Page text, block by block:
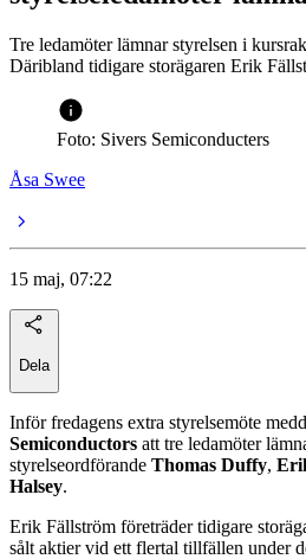
Tre ledamöter lämnar styrelsen i
Däribland tidigare storägaren Erik
Foto: Sivers Semiconducters
Åsa Swee
15 maj, 07:22
Dela
Inför fredagens extra styrelsemöte
Semiconductors att tre ledamöter
styrelseordförande Thomas Duffy,
Halsey.
Erik Fällström företräder tidigare
sålt aktier vid ett flertal tillfällen under